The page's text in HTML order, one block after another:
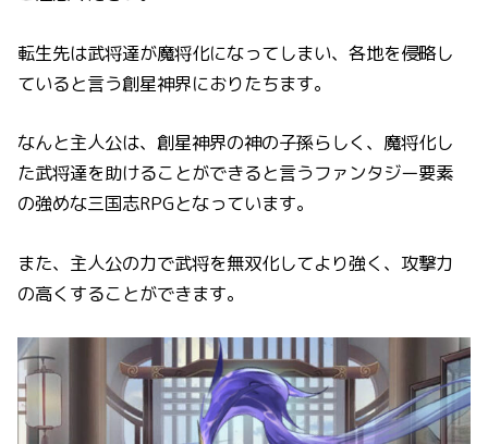
転生先は武将達が魔将化になってしまい、各地を侵略し
ていると言う創星神界におりたちます。
なんと主人公は、創星神界の神の子孫らしく、魔将化し
た武将達を助けることができると言うファンタジー要素
の強めな三国志RPGとなっています。
また、主人公の力で武将を無双化してより強く、攻撃力
の高くすることができます。